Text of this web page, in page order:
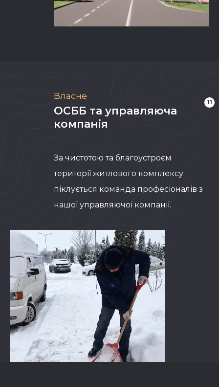
Власне
ОСББ та управляюча
компанія
11
За чистотою та благоустроєм
території житлового комплексу
піклується команда професіоналів з
нашої управляючої компанії.